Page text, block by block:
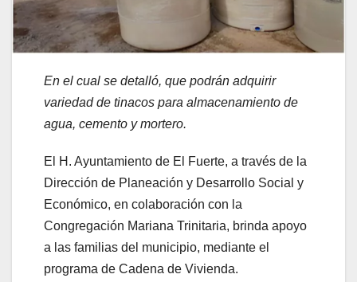
En el cual se detalló, que podrán adquirir
variedad de tinacos para almacenamiento de
agua, cemento y mortero.
El H. Ayuntamiento de El Fuerte, a través de la
Dirección de Planeación y Desarrollo Social y
Económico, en colaboración con la
Congregación Mariana Trinitaria, brinda apoyo
a las familias del municipio, mediante el
programa de Cadena de Vivienda.